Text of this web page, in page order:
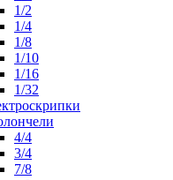
1/2
1/4
1/8
1/10
1/16
1/32
4/4
3/4
7/8